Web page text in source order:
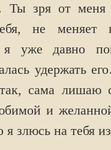
Ты зря от
не меняет
я уже давно
удержать
сама лишаю
и
злюсь на тебя